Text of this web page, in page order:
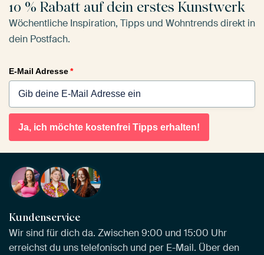
10 % Rabatt auf dein erstes Kunstwerk
Wöchentliche Inspiration, Tipps und Wohntrends direkt in
dein Postfach.
E-Mail Adresse*
Ja, ich möchte kostenfrei Tipps erhalten!
Kundenservice
Wir sind für dich da. Zwischen 9:00 und 15:00 Uhr
erreichst du uns telefonisch und per E-Mail. Über den